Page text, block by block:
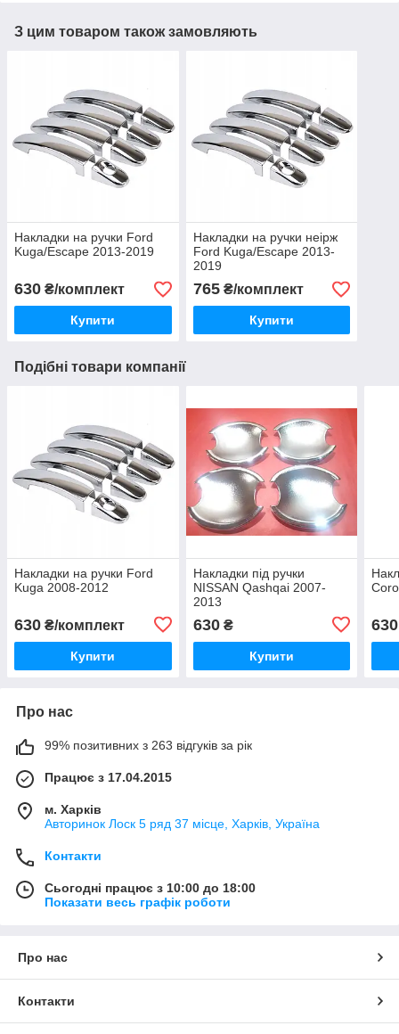
З цим товаром також замовляють
Накладки на ручки Ford
Kuga/Escape 2013-2019
630 ₴/комплект
Купити
Накладки на ручки неірж
Ford Kuga/Escape 2013-
2019
765₴/комплект
Купити
Подібні товари компанії
Накладки на ручки Ford
Kuga 2008-2012
630 ₴/комплект
Купити
Накладки під ручки
NISSAN Qashqai 2007-
2013
630₴
Купити
630
Про нас
99% позитивних з 263 відгуків за рік
Працює з 17.04.2015
м. Харків
Авторинок Лоск 5 ряд 37 місце, Харків, Україна
Контакти
Сьогодні працює з 10:00 до 18:00
Показати весь графік роботи
Про нас
Контакти